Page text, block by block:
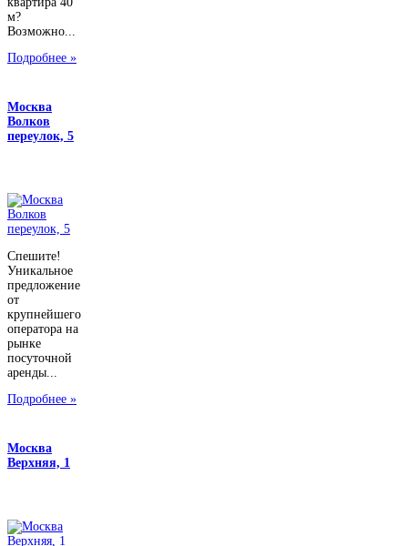
м?
Возможно...
Подробнее »
Москва
Волков
переулок, 5
Спешите!
Уникальное
предложение
от
крупнейшего
оператора на
рынке
посуточной
аренды...
Подробнее »
Москва
Верхняя, 1